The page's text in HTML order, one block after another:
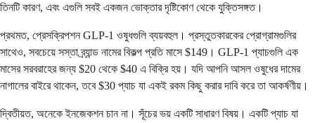
তিনটি কারণ, এবং এগুলি সবই একজন ভোক্তার দৃষ্টিকোণ থেকে যুক্তিসঙ্গত।
প্রথমত, প্রেসক্রিপশন GLP-1 ওষুধগুলি ব্যয়বহুল। প্রস্তুতকারকের প্রোগ্রামগুলির
সাথেও, সবচেয়ে সস্তা ব্র্যান্ড নামের বিকল্প প্রতি মাসে $149। GLP-1 প্যাচগুলি এক
মাসের সরবরাহের জন্য $20 থেকে $40 এ বিক্রি হয়। যদি আপনি আসল ওষুধের দামের
নাগালের বাইরে থাকেন, তবে $30 প্যাচ যা একই রকম কিছু করার দাবি করে তা আকর্ষণীয়।
দ্বিতীয়ত, অনেকে ইনজেকশন চান না। সূঁচের ভয় একটি সাধারণ বিষয়। একটি প্যাচ যা